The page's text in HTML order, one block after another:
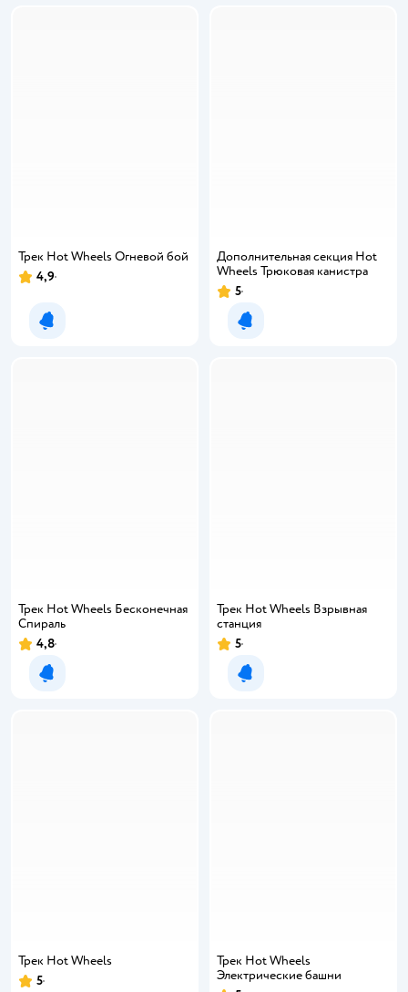
Трек Hot Wheels Огневой бой
4,9
Уведомить о появлении
Дополнительная секция Hot
Wheels Трюковая канистра
5
Уведомить о появлении
Трек Hot Wheels Бесконечная
Спираль
4,8
Уведомить о появлении
Трек Hot Wheels Взрывная
станция
5
Уведомить о появлении
Трек Hot Wheels
5
Трек Hot Wheels
Электрические башни